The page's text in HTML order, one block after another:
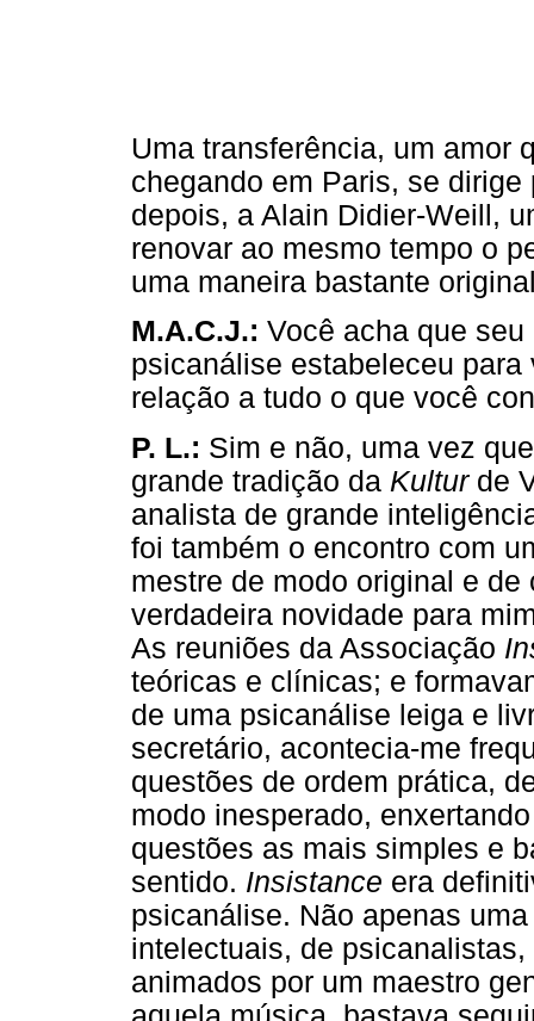
Uma transferência, um amor
chegando em Paris, se
depois, a Alain Didier-Weill,
renovar ao mesmo tempo o
uma maneira bastante
M.A.C.J.: Você acha que
psicanálise estabeleceu
relação a tudo o que você
P. L.: Sim e não, uma vez
grande tradição da Kulturde
analista de grande
foi também o encontro com
mestre de modo original e
verdadeira novidade para
As reuniões da Associação
teóricas e clínicas; e
de uma psicanálise leiga e
secretário, acontecia-me
questões de ordem prática,
modo inesperado,
questões as mais simples e
sentido. Insistance era
psicanálise. Não apenas
intelectuais, de
animados por um maestro